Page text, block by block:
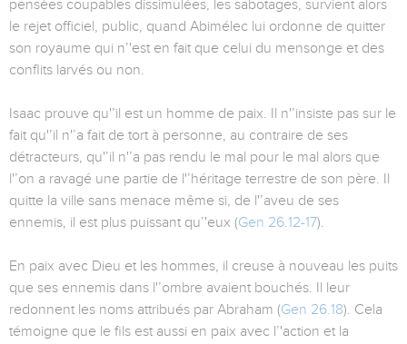
pensées coupables dissimulées, les sabotages, survient alors
le rejet officiel, public, quand Abimélec lui ordonne de quitter
son royaume qui n’'est en fait que celui du mensonge et des
conflits larvés ou non.
Isaac prouve qu'’il est un homme de paix. Il n'’insiste pas sur le
fait qu'’il n'’a fait de tort à personne, au contraire de ses
détracteurs, qu'’il n'’a pas rendu le mal pour le mal alors que
l'’on a ravagé une partie de l'’héritage terrestre de son père. Il
quitte la ville sans menace même si, de l'’aveu de ses
ennemis, il est plus puissant qu’'eux (Gen 26.12-17).
En paix avec Dieu et les hommes, il creuse à nouveau les puits
que ses ennemis dans l'’ombre avaient bouchés. Il leur
redonnent les noms attribués par Abraham (Gen 26.18). Cela
témoigne que le fils est aussi en paix avec l’'action et la